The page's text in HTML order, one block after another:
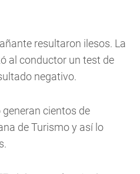
resultaron ilesos. La
al conductor un test de
negativo.
cientos de
de Turismo y así lo